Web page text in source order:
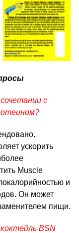
с
ускорить
Muscle
и
Он может
пищи.
BSN